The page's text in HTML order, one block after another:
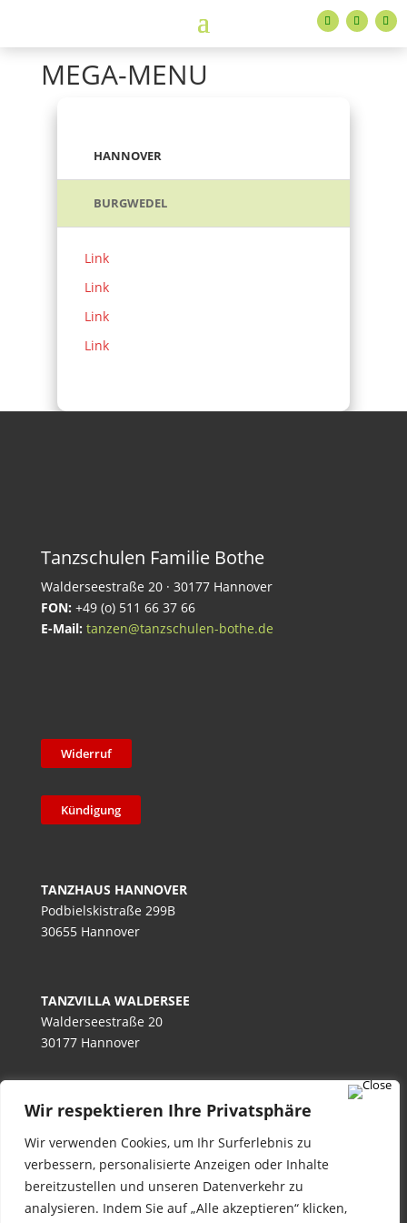
Wir respektieren Ihre Privatsphäre
Wir verwenden Cookies, um Ihr Surferlebnis zu
verbessern, personalisierte Anzeigen oder Inhalte
bereitzustellen und unseren Datenverkehr zu
analysieren. Indem Sie auf „Alle akzeptieren“ klicken,
MEGA-MENU
HANNOVER
BURGWEDEL
Link
Link
Link
Link
Tanzschulen Familie Bothe
Walderseestraße 20 · 30177 Hannover
FON: +49 (o) 511 66 37 66
E-Mail: tanzen@tanzschulen-bothe.de
Widerruf
Kündigung
TANZHAUS HANNOVER
Podbielskistraße 299B
30655 Hannover
TANZVILLA WALDERSEE
Walderseestraße 20
30177 Hannover
TANZHAUS BURGWEDEL
30938 Burgwedel